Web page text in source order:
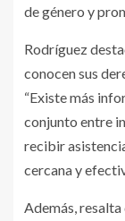
de género y
Rodríguez
conocen sus
“Existe más
conjunto entre
recibir
cercana y
Además, resalta